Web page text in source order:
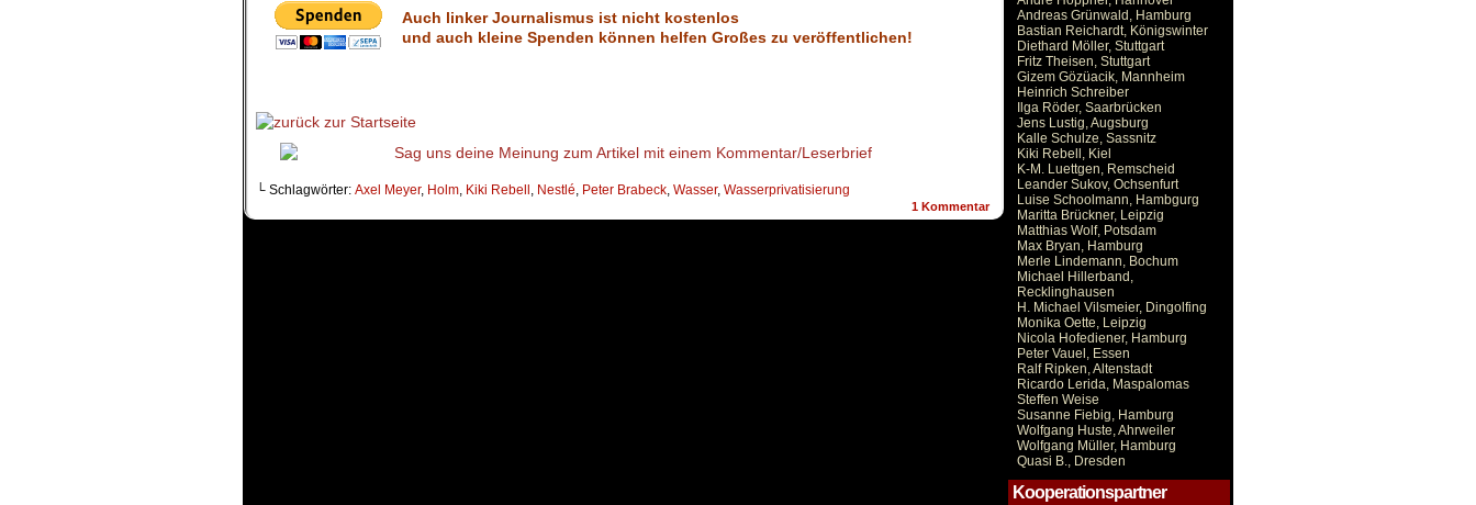
Auch linker Journalismus ist nicht kostenlos
und auch kleine Spenden können helfen Großes zu veröffentlichen!
└ Schlagwörter: Axel Meyer, Holm, Kiki Rebell , Nestlé, Peter Brabeck, Wasser, Wasserprivatisierung
1 Kommentar
Andreas Grünwald, Hamburg
Bastian Reichardt, Königswinter
Diethard Möller, Stuttgart
Fritz Theisen, Stuttgart
Gizem Gözüacik, Mannheim
Heinrich Schreiber
Ilga Röder, Saarbrücken
Jens Lustig, Augsburg
Kalle Schulze, Sassnitz
Kiki Rebell, Kiel
K-M. Luettgen, Remscheid
Leander Sukov, Ochsenfurt
Luise Schoolmann, Hambgurg
Maritta Brückner, Leipzig
Matthias Wolf, Potsdam
Max Bryan, Hamburg
Merle Lindemann, Bochum
Michael Hillerband,
Recklinghausen
H. Michael Vilsmeier, Dingolfing
Monika Oette, Leipzig
Nicola Hofediener, Hamburg
Peter Vauel, Essen
Ralf Ripken, Altenstadt
Ricardo Lerida, Maspalomas
Steffen Weise
Susanne Fiebig, Hamburg
Wolfgang Huste, Ahrweiler
Wolfgang Müller, Hamburg
Quasi B., Dresden
Kooperationspartner